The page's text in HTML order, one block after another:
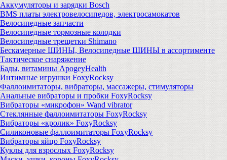
Аккумуляторы и зарядки Bosch
BMS платы электровелосипедов, электросамокатов
Велосипедные запчасти
Велосипедные тормозные колодки
Велосипедные трещетки Shimano
Бескамерные ШИНЫ, Велосипедные ШИНЫ в ассортименте
Тактическое снаряжение
Бады, витамины ApogeyHealth
Интимные игрушки FoxyRocksy
Фаллоимитаторы, вибраторы, массажеры, стимуляторы
Анальные вибраторы и пробки FoxyRocksy
Вибраторы «микрофон» Wand vibrator
Стеклянные фаллоимитаторы FoxyRocksy
Вибраторы «кролик» FoxyRocksy
Силиконовые фаллоимитаторы FoxyRocksy
Вибраторы яйцо FoxyRocksy
Куклы для взрослых FoxyRocksy